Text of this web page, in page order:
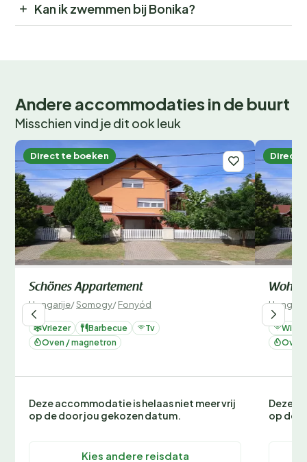
Kan ik zwemmen bij Bonika?
Andere accommodaties in de buurt
Misschien vind je dit ook leuk
Direct te boeken
Schönes Appartement
Hongarije/Somogy/Fonyód
Vriezer Barbecue
Tv
Oven / magnetron
Deze accommodatie is helaas niet meer vrij
op de door jou gekozen datum.
Kies andere reisdata
Direct
Wifi
Oven
Deze
op de